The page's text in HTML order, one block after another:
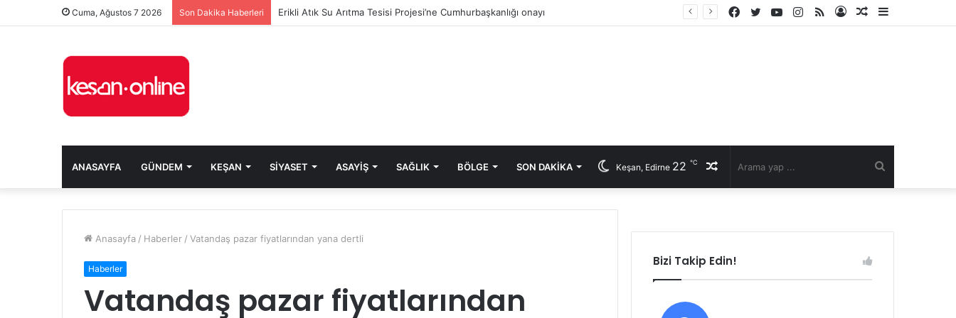
Cuma, Ağustos 7 2026 Son Dakika Haberleri Erikli Atık Su Arıtma Tesisi Projesi’ne Cumhurbaşkanlığı onayı
Rastgele
Kayıt
RSS
Instagram
YouTube
Twitter
Facebook
ANASAYFA GÜNDEM KEŞAN SIYASET ASAYIŞ SAĞLIK BÖLGE SON DAKIKA Rastgele
Keşan, Edirne 22 ℃
Anasayfa / Haberler / Vatandaş pazar fiyatlarından yana dertli
Haberler
Vatandaş pazar fiyatlarından
Bizi Takip Edin!